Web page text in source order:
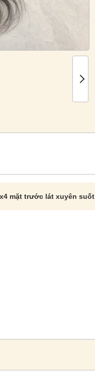
mặt trước lát xuyên suốt